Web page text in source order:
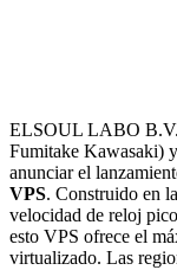
ELSOUL LABO B.V.
Fumitake Kawasaki)
anunciar el
VPS. Construido en
velocidad de reloj
esto VPS ofrece el
virtualizado. Las